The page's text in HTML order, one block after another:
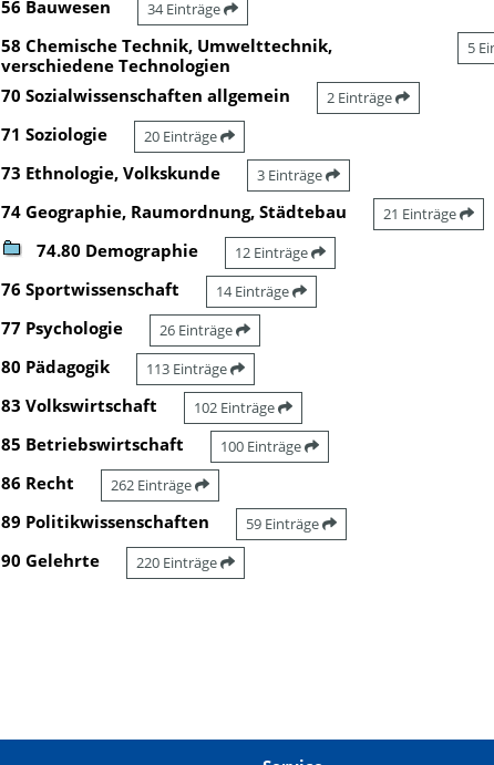
56 Bauwesen 34 Einträge
58 Chemische Technik, Umwelttechnik,
verschiedene Technologien
5
70 Sozialwissenschaften allgemein 2 Einträge
71 Soziologie 20 Einträge
73 Ethnologie, Volkskunde 3 Einträge
74 Geographie, Raumordnung, Städtebau 21 Einträge
74.80 Demographie 12 Einträge
76 Sportwissenschaft 14 Einträge
77 Psychologie 26 Einträge
80 Pädagogik 113 Einträge
83 Volkswirtschaft 102 Einträge
85 Betriebswirtschaft 100 Einträge
86 Recht 262 Einträge
89 Politikwissenschaften 59 Einträge
90 Gelehrte 220 Einträge